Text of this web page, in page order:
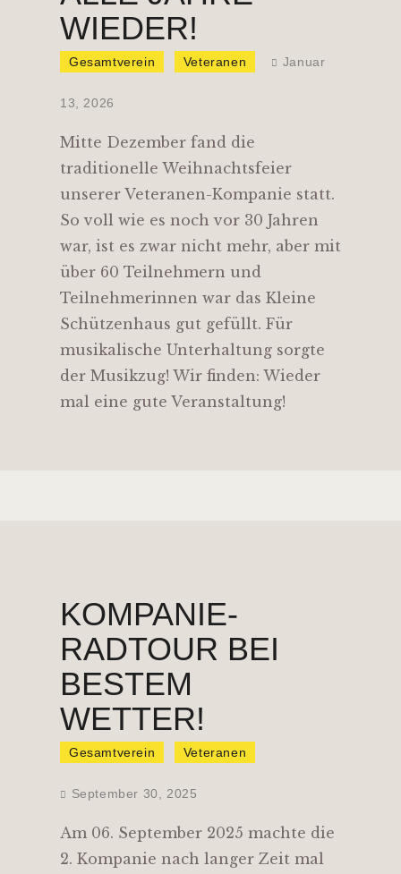
WIEDER!
Gesamtverein Veteranen Januar
13, 2026
Mitte Dezember fand die
traditionelle Weihnachtsfeier
unserer Veteranen-Kompanie statt.
So voll wie es noch vor 30 Jahren
war, ist es zwar nicht mehr, aber mit
über 60 Teilnehmern und
Teilnehmerinnen war das Kleine
Schützenhaus gut gefüllt. Für
musikalische Unterhaltung sorgte
der Musikzug! Wir finden: Wieder
mal eine gute Veranstaltung!
KOMPANIE-
RADTOUR BEI
BESTEM
WETTER!
Gesamtverein Veteranen
September 30, 2025
Am 06. September 2025 machte die
2. Kompanie nach langer Zeit mal